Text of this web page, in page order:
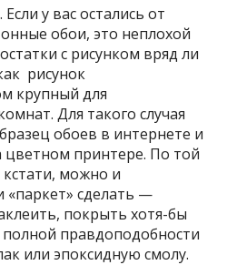
у вас остались от
обои, это неплохой
с рисунком вряд ли
рисунок
крупный для
Для такого случая
обоев в интернете и
цветном принтере. По той
можно и
«паркет» сделать —
покрыть хотя-бы
правдоподобности
или эпоксидную смолу.